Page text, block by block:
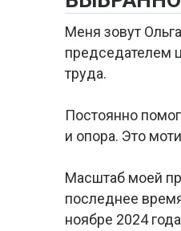
Меня зовут
председателем
труда.
Постоянно
и опора. Это
Масштаб моей
последнее
ноябре 2024